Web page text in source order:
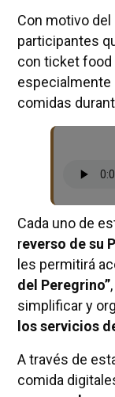
Con motivo
participantes
con ticket food
especialmente
comidas
Cada uno de
reverso de su
les permitirá
del Peregrino”
simplificar y
los servicios
A través de
comida